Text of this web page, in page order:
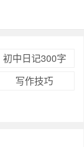
初中日记300字
写作技巧